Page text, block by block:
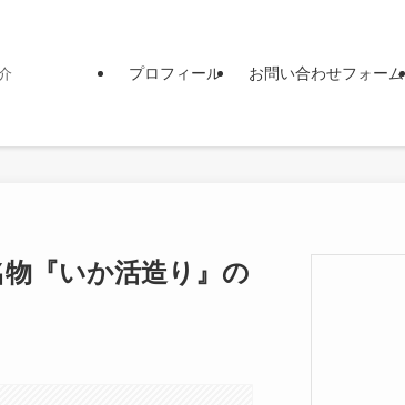
プロフィール お問い合わせフォーム
『いか活造り』の